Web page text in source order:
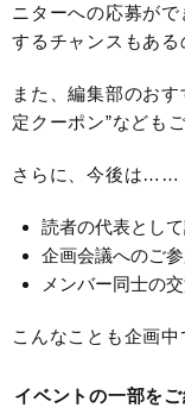
ニターへの応募が
するチャンスもあ
また、編集部のお
定クーポン”なども
さらに、今後は……
読者の代表とし
企画会議へのご
メンバー同士の
こんなことも企画中
イベントの一部をご